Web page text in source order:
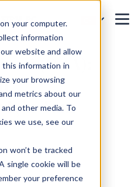
your computer.
information
website and allow
information in
your browsing
metrics about our
other media. To
we use, see our
won’t be tracked
single cookie will be
your preference
(O-1A):
İçin Tam